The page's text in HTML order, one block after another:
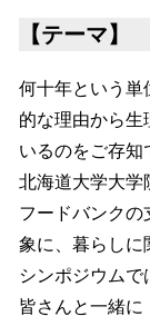
【テーマ】
何十年という単
的な理由から生
いるのをご存知
北海道大学大学
フードバンクの
象に、暮らしに
シンポジウム
皆さんと一緒に